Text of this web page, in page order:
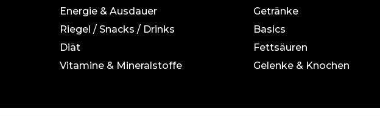
Energie & Ausdauer
Riegel / Snacks / Drinks
Diät
Vitamine & Mineralstoffe
Getränke
Basics
Fettsäuren
Gelenke & Knochen